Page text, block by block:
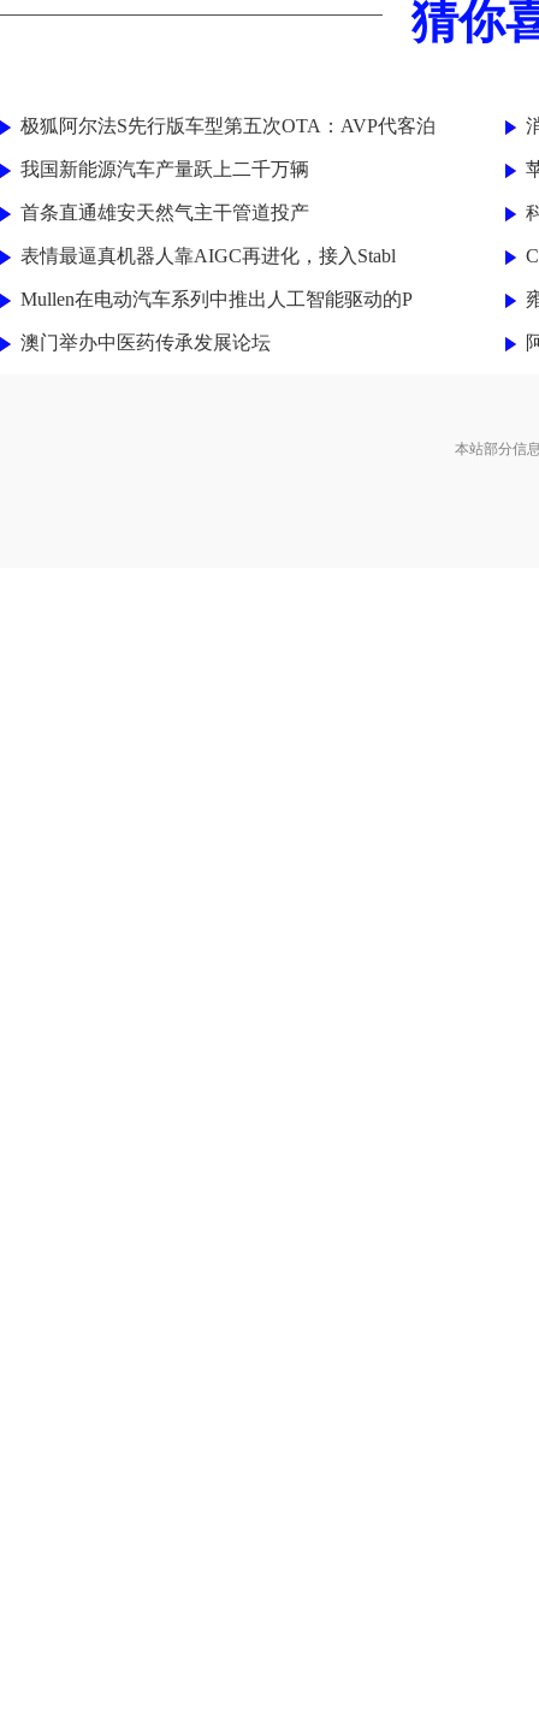
猜你
极狐阿尔法S先行版车型第五次OTA：AVP代客泊
我国新能源汽车产量跃上二千万辆
首条直通雄安天然气主干管道投产
表情最逼真机器人靠AIGC再进化，接入Stabl
Mullen在电动汽车系列中推出人工智能驱动的P
澳门举办中医药传承发展论坛
本站部分信